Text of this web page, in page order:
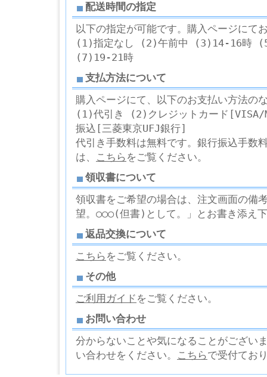
配送時間の指定
以下の指定が可能です。購入ページにて
(1)指定なし (2)午前中 (3)14-16時
(7)19-21時
支払方法について
購入ページにて、以下のお支払い方法の
(1)代引き (2)クレジットカード
振込[三菱東京UFJ銀行]
代引き手数料は無料です。銀行振込手数
は、 こちら をご覧ください。
領収書について
領収書をご希望の場合は、注文画面の
望。○○○(但書)として。」とお書き添え
返品交換について
こちら をご覧ください。
その他
ご利用ガイド をご覧ください。
お問い合わせ
分からないことや気になることがござい
い合わせをください。 こちらで受付てお